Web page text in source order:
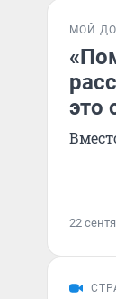
МОЙ
это
22